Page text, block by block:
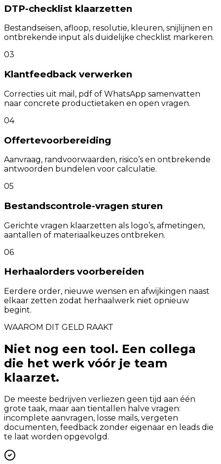
DTP-checklist klaarzetten
Bestandseisen, afloop, resolutie, kleuren, snijlijnen en
ontbrekende input als duidelijke checklist markeren.
03
Klantfeedback verwerken
Correcties uit mail, pdf of WhatsApp samenvatten
naar concrete productietaken en open vragen.
04
Offertevoorbereiding
Aanvraag, randvoorwaarden, risico’s en ontbrekende
antwoorden bundelen voor calculatie.
05
Bestandscontrole-vragen sturen
Gerichte vragen klaarzetten als logo’s, afmetingen,
aantallen of materiaalkeuzes ontbreken.
06
Herhaalorders voorbereiden
Eerdere order, nieuwe wensen en afwijkingen naast
elkaar zetten zodat herhaalwerk niet opnieuw
begint.
WAAROM DIT GELD RAAKT
Niet nog een tool. Een collega
die het werk vóór je team
klaarzet.
De meeste bedrijven verliezen geen tijd aan één
grote taak, maar aan tientallen halve vragen:
incomplete aanvragen, losse mails, vergeten
documenten, feedback zonder eigenaar en leads die
te laat worden opgevolgd.